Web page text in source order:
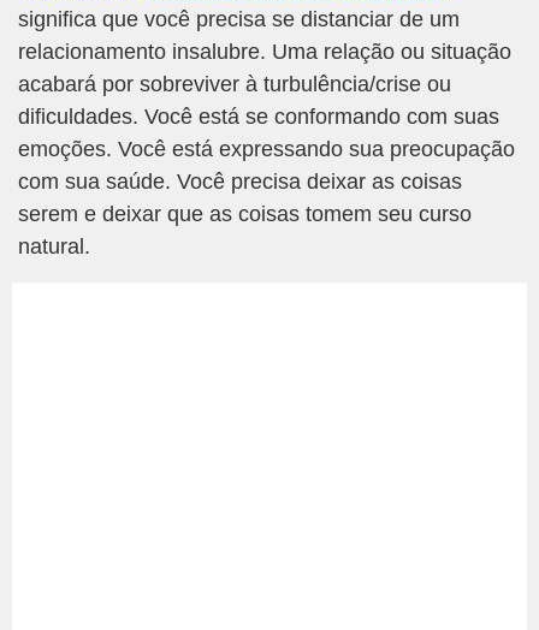
significa que você precisa se distanciar de um
relacionamento insalubre. Uma relação ou situação
acabará por sobreviver à turbulência/crise ou
dificuldades. Você está se conformando com suas
emoções. Você está expressando sua preocupação
com sua saúde. Você precisa deixar as coisas
serem e deixar que as coisas tomem seu curso
natural.